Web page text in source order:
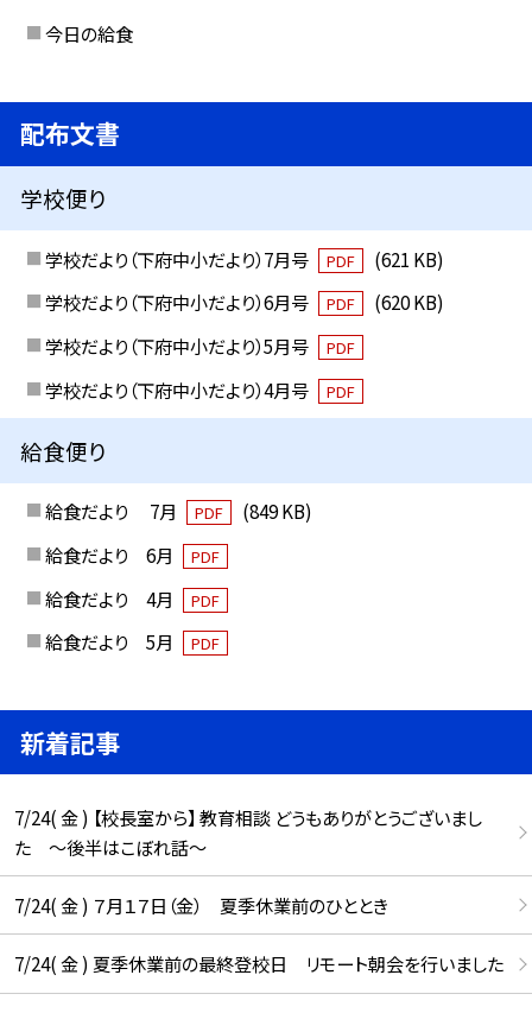
今日の給食
配布文書
学校便り
学校だより（下府中小だより）7月号 PDF
(621 KB)
学校だより（下府中小だより）6月号
PDF
(620 KB)
学校だより（下府中小だより）5月号
PDF
学校だより（下府中小だより）4月号 PDF
給食便り
給食だより 7月 PDF
(849 KB)
給食だより 6月
PDF
給食だより 4月 PDF
給食だより 5月 PDF
新着記事
7/24( 金 ) 【校長室から】 教育相談 どうもありがとうございまし
た ～後半はこぼれ話～
7/24( 金 ) ７月１７日（金） 夏季休業前のひととき
7/24( 金 ) 夏季休業前の最終登校日 リモート朝会を行いました